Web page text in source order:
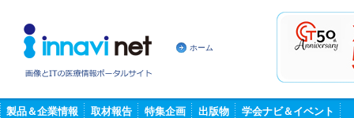
ホーム
製品＆企業情報 取材報告 特集企画 出版物 学会ナビ＆イベント